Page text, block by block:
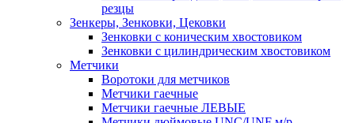
резцы
Зенкеры, Зенковки, Цековки
Зенковки с коническим хвостовиком
Зенковки с цилиндрическим хвостовиком
Метчики
Воротоки для метчиков
Метчики гаечные
Метчики гаечные ЛЕВЫЕ